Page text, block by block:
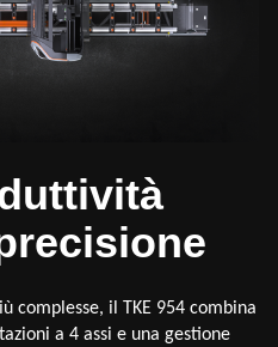
complesse, il TKE 954 combina
a 4 assi e una gestione